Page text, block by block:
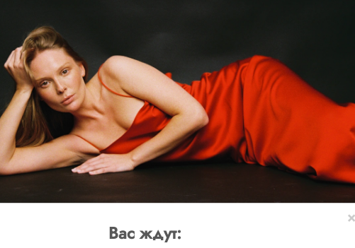
ВЫБЕРИТЕ РАЗМЕР
Доставка от 2-х рабочих дней
ОБМЕРЫ
СОСТАВ
УХОД ЗА ТОВАРОМ
Сделано в России
×
Вас ждут: